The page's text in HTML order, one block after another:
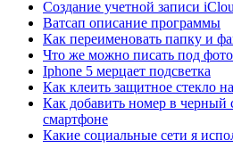
Создание учетной записи
Ватсап описание программы
Как переименовать папку и
Что же можно писать под
Iphone 5 мерцает подсветка
Как клеить защитное стекло
Как добавить номер в черный
смартфоне
Какие социальные сети я